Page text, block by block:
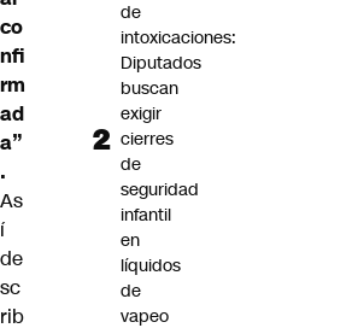
co
nfi
rm
ad
a”
.
As
í
de
sc
rib
de
intoxicaciones:
Diputados
buscan
exigir
cierres
de
seguridad
infantil
en
líquidos
de
vapeo